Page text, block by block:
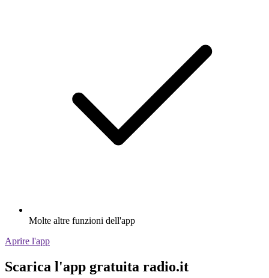
Molte altre funzioni dell'app
Aprire l'app
Scarica l'app gratuita radio.it